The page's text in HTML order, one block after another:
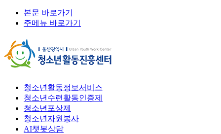
본문 바로가기
주메뉴 바로가기
청소년활동정보서비스
청소년수련활동인증제
청소년포상제
청소년자원봉사
AI챗봇상담